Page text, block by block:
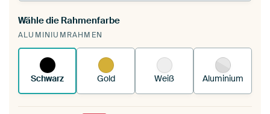
Du spannst einen wechselbaren Textiltuch in
deinen vorhandenen ArtFrame™.
funktioniert es.
Wähle die Rahmenfarbe
ALUMINIUMRAHMEN
Schwarz Gold Weiß Aluminium